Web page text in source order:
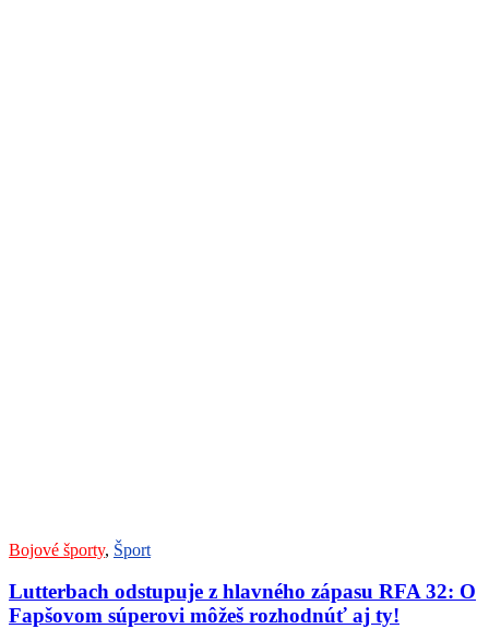
Bojové športy, Šport
Lutterbach odstupuje z hlavného zápasu RFA 32: O
Fapšovom súperovi môžeš rozhodnúť aj ty!